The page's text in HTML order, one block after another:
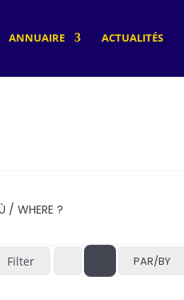
ANNUAIRE ACTUALITÉS
/ WHERE ?
Filter PAR/BY